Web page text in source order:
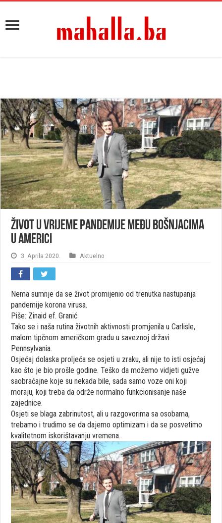
Život u vrijeme pandemije među Bošnjacima
u Americi
3. Aprila 2020. Aktuelno
Nema sumnje da se život promijenio od trenutka nastupanja
pandemije korona virusa.
Piše: Zinaid ef. Granić
Tako se i naša rutina životnih aktivnosti promjenila u Carlisle,
malom tipčnom američkom gradu u saveznoj državi
Pennsylvania.
Osjećaj dolaska proljeća se osjeti u zraku, ali nije to isti osjećaj
kao što je bio prošle godine. Teško da možemo vidjeti gužve
saobraćajne koje su nekada bile, sada samo voze oni koji
moraju, koji treba da održe normalno funkcionisanje naše
zajednice.
Osjeti se blaga zabrinutost, ali u razgovorima sa osobama,
trebamo i trudimo se da dajemo optimizam i da se posvetimo
kvalitetnom iskorištavanju vremena.